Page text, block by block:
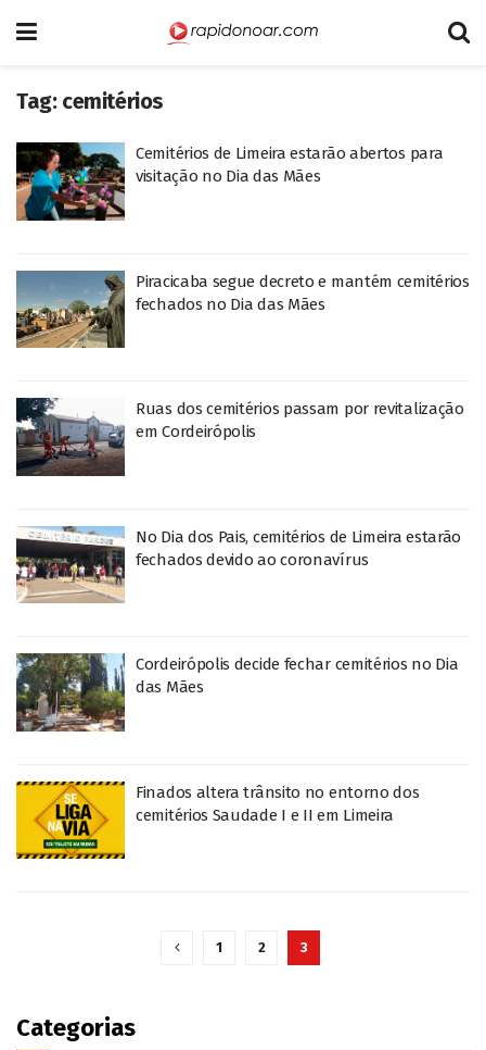
Tag: cemitérios
Cemitérios de Limeira estarão abertos para
visitação no Dia das Mães
Piracicaba segue decreto e mantém cemitérios
fechados no Dia das Mães
Ruas dos cemitérios passam por revitalização
em Cordeirópolis
No Dia dos Pais, cemitérios de Limeira estarão
fechados devido ao coronavírus
Cordeirópolis decide fechar cemitérios no Dia
das Mães
Finados altera trânsito no entorno dos
cemitérios Saudade I e II em Limeira
1 2 3
Categorias